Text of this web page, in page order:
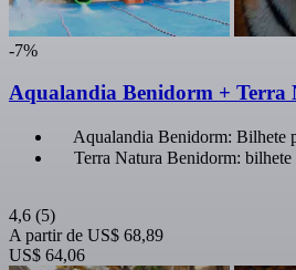
-7%
Aqualandia Benidorm + Terra
Aqualandia Benidorm: Bilhete
Terra Natura Benidorm: bilhete
4,6 (5)
A partir de US$ 68,89
US$ 64,06